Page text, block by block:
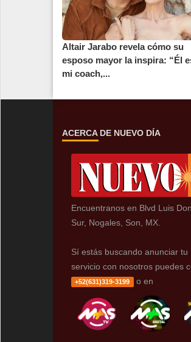
Altair Jarabo revela cómo su
esposo mayor la inspira: “Él
mi coach,...
ACERCA DE NUEVO DÍA
Encuentranos en Blvd Luis
Sur, Nogales, Son, MX.
Sí estás buscando anunciar
servicio con nosotros puedes
+52(631)319-3199 o en